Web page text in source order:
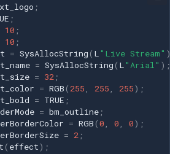
BrickCom
Edimax
Uniview (UNV)
;
;
10 ;
10 ;
= SysAllocString ( L "Live Stream"
= SysAllocString ( L "Arial" );
= 32 ;
= RGB ( 255 255 255);
= TRUE ;
= bm_outline ;
= RGB (0 0 0);
= 2 ;
( effect);